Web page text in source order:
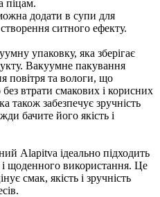
піцам.
додати в супи для
ситного ефекту.
упаковку, яка зберігає
Вакуумне пакування
повітря та вологи, що
втрати смакових і корисних
також забезпечує зручність
бачите його якість і
Alapitva ідеально підходить
і щоденного використання. Це
смак, якість і зручність